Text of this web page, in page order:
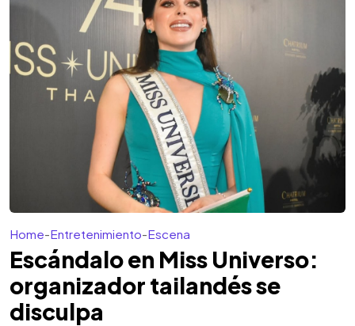
Home-Entretenimiento-Escena
Escándalo en Miss Universo:
organizador tailandés se
disculpa